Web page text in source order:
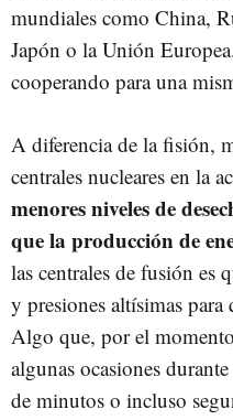
mundiales como China,
Japón o la Unión
cooperando para una
A diferencia de la fisión,
centrales nucleares en la
menores niveles de
que la producción de
las centrales de fusión es
y presiones altísimas para
Algo que, por el
algunas ocasiones
de minutos o incluso